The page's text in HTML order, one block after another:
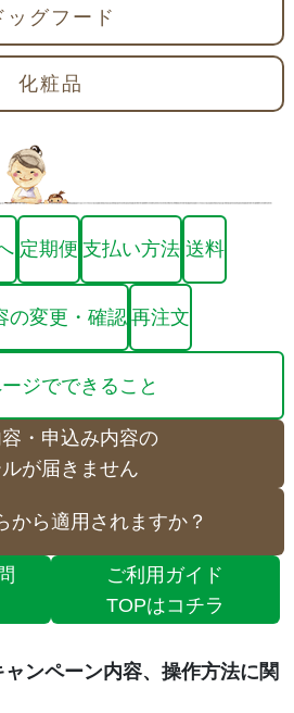
ッグフード
化粧品
定期便 支払い方法 送料
の変更・確認 再注文
ジでできること
・申込み内容の
が届きません
から適用されますか？
ご利用ガイド
TOPはコチラ
ンペーン内容、操作方法に関